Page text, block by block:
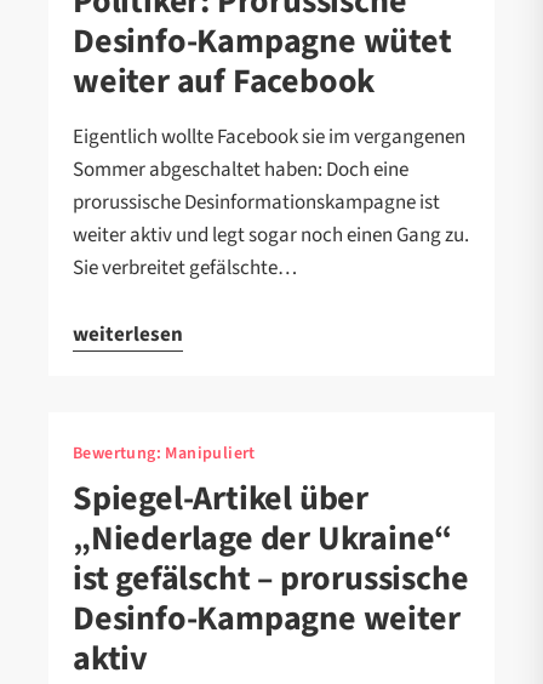
Desinfo-Kampagne wütet
weiter auf Facebook
Eigentlich wollte Facebook sie im vergangenen
Sommer abgeschaltet haben: Doch eine
prorussische Desinformationskampagne ist
weiter aktiv und legt sogar noch einen Gang zu.
Sie verbreitet gefälschte…
weiterlesen
Bewertung: Manipuliert
Spiegel-Artikel über
„Niederlage der Ukraine“
ist gefälscht – prorussische
Desinfo-Kampagne weiter
aktiv